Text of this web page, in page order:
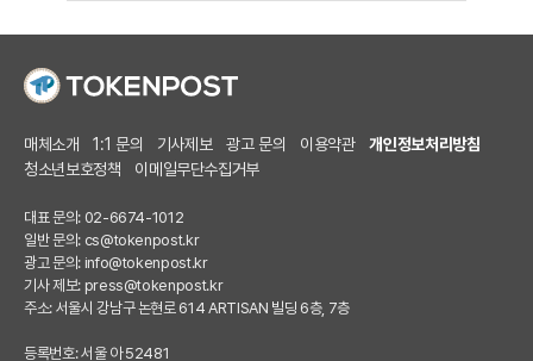
매체소개 1:1 문의 기사제보 광고 문의 이용약관
개인정보처리방침
청소년보호정책
이메일무단수집거부
대표 문의: 02-6674-1012
일반 문의: cs@tokenpost.kr
광고 문의: info@tokenpost.kr
기사 제보: press@tokenpost.kr
주소: 서울시 강남구 논현로 614 ARTISAN 빌딩 6층, 7층
등록번호: 서울 아 52481